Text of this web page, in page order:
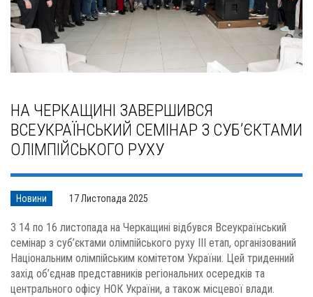
НА ЧЕРКАЩИНІ ЗАВЕРШИВСЯ
ВСЕУКРАЇНСЬКИЙ СЕМІНАР З СУБ’ЄКТАМИ
ОЛІМПІЙСЬКОГО РУХУ
Новини 17 Листопада 2025
З 14 по 16 листопада на Черкащині відбувся Всеукраїнський
семінар з суб’єктами олімпійського руху ІІІ етап, організований
Національним олімпійським комітетом України. Цей триденний
захід об’єднав представників регіональних осередків та
центрального офісу НОК України, а також місцевої влади.